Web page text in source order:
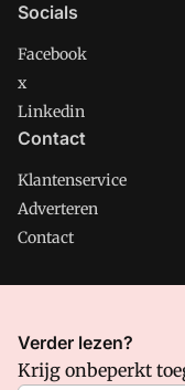
Socials
Facebook
x
Linkedin
Contact
Klantenservice
Adverteren
Contact
CMweb is onderdeel
waar VMN media voor
Verder lezen?
Krijg onbeperkt